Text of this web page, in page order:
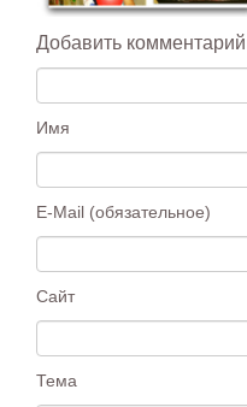
Добавить комментарий
Имя
E-Mail (обязательное)
Сайт
Тема